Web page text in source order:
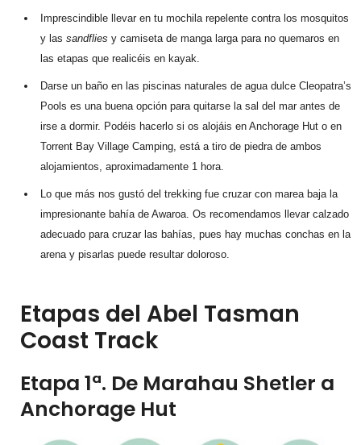
Imprescindible llevar en tu mochila repelente contra los mosquitos
y las sandflies y camiseta de manga larga para no quemaros en
las etapas que realicéis en kayak.
Darse un baño en las piscinas naturales de agua dulce Cleopatra’s
Pools es una buena opción para quitarse la sal del mar antes de
irse a dormir. Podéis hacerlo si os alojáis en Anchorage Hut o en
Torrent Bay Village Camping, está a tiro de piedra de ambos
alojamientos, aproximadamente 1 hora.
Lo que más nos gustó del trekking fue cruzar con marea baja la
impresionante bahía de Awaroa. Os recomendamos llevar calzado
adecuado para cruzar las bahías, pues hay muchas conchas en la
arena y pisarlas puede resultar doloroso.
Etapas del Abel Tasman
Coast Track
Etapa 1ª. De Marahau Shetler a
Anchorage Hut